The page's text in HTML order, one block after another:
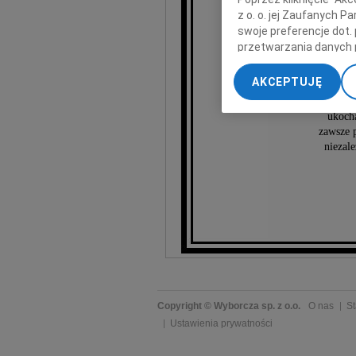
zawsze
Copyright © Wyborcza sp. z o.o. O nas
Ustawienia prywatności
z o. o. jej Zaufanych
swoje preferencje dot.
przetwarzania danych
„Ustawienia
My, nasi Zaufani
dokładnych danych
Przechowywanie
treści, badnie
AKCEPTUJĘ